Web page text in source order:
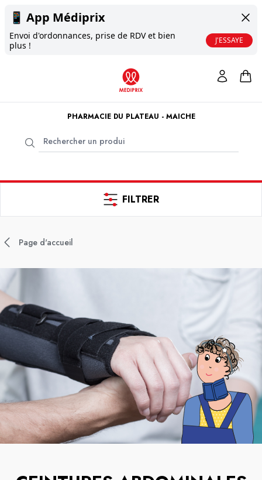
📱 App Médiprix
Envoi d'ordonnances, prise de RDV et bien
plus !
J'ESSAYE
PHARMACIE DU PLATEAU - MAICHE
FILTRER
Page d'accueil